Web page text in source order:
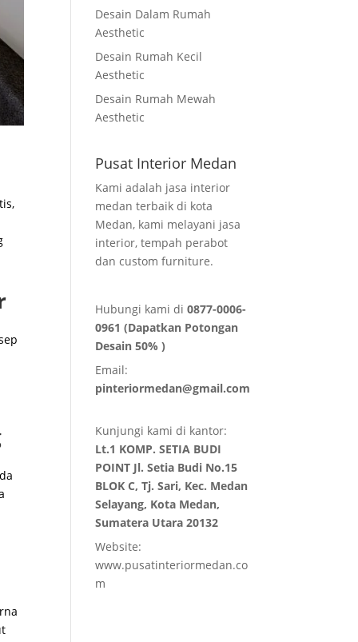
Desain Dalam Rumah
Aesthetic
Desain Rumah Kecil
Aesthetic
Desain Rumah Mewah
Aesthetic
Pusat Interior Medan
Kami adalah jasa interior
medan terbaik di kota
Medan, kami melayani jasa
interior, tempah perabot
dan custom furniture.
Hubungi kami di0877-0006-
0961 (Dapatkan Potongan
Desain 50% )
Email:
pinteriormedan@gmail.com
Kunjungi kami di kantor:
Lt.1 KOMP. SETIA BUDI
POINT Jl. Setia Budi No.15
BLOK C, Tj. Sari, Kec. Medan
Selayang, Kota Medan,
Sumatera Utara 20132
Website:
www.pusatinteriormedan.co
m